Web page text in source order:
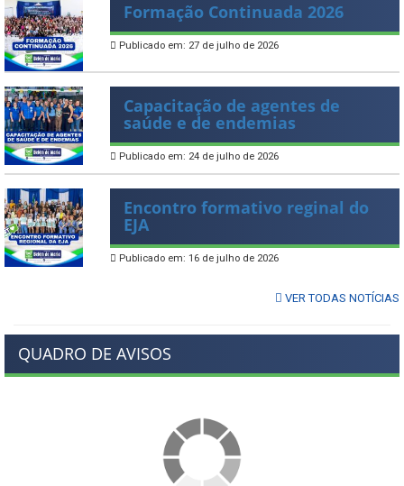
Formação Continuada 2026
Publicado em: 27 de julho de 2026
Capacitação de agentes de
saúde e de endemias
Publicado em: 24 de julho de 2026
Encontro formativo reginal do
EJA
Publicado em: 16 de julho de 2026
VER TODAS NOTÍCIAS
QUADRO DE AVISOS